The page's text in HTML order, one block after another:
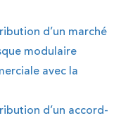
d’un marché
modulaire
avec la
d’un accord-